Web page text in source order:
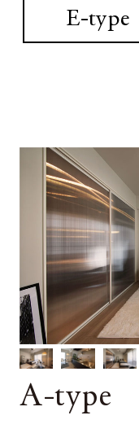
E-type
A-type